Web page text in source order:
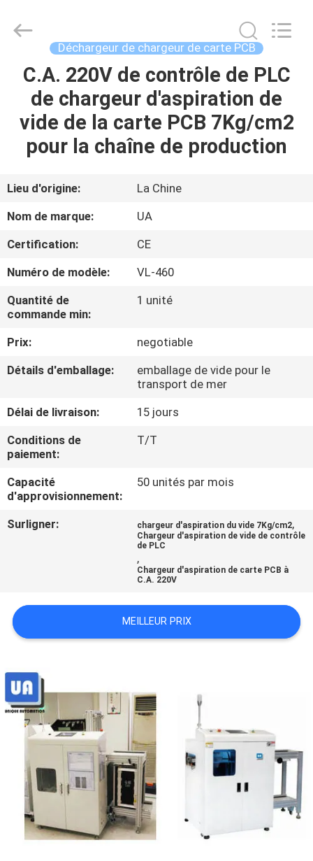
MAISON
PRODUITS
SUJET
DE
NOUS
VISITE
D'USINE
CONTRÔLE
DE
CONTACTEZ-
NOUS
NOUVELLES
CITATION
VR
PLAN
DU
SITE
PRIVACY
POLICY
2026
UNIQUE
AUTOMATION
Reserved.
Déchargeur de chargeur de carte PCB
C.A. 220V de contrôle de PLC
de chargeur d'aspiration de
vide de la carte PCB 7Kg/cm2
pour la chaîne de production
Lieu d'origine:
La Chine
Nom de marque:
UA
Certification:
CE
Numéro de modèle:
VL-460
Quantité de
commande min:
1 unité
Prix:
negotiable
Détails d'emballage:
emballage de vide pour le
transport de mer
Délai de livraison:
15 jours
Conditions de
paiement:
T/T
Capacité
d'approvisionnement:
50 unités par mois
Surligner: chargeur d'aspiration du vide 7Kg/cm2,
Chargeur d'aspiration de vide de contrôle
de PLC
,
Chargeur d'aspiration de carte PCB à
C.A. 220V
MEILLEUR PRIX